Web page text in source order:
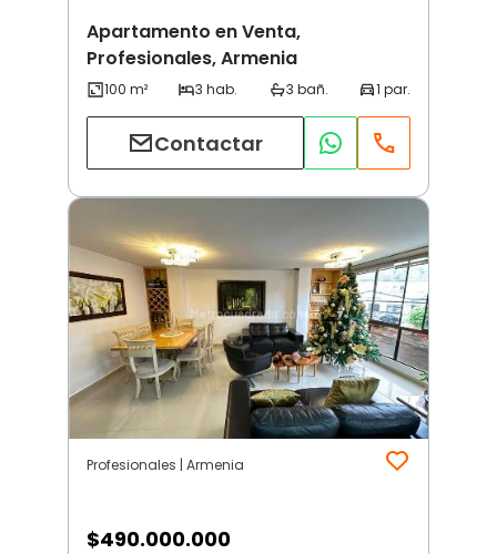
Apartamento en Venta,
Profesionales, Armenia
Contactar
Profesionales | Armenia
$490.000.000